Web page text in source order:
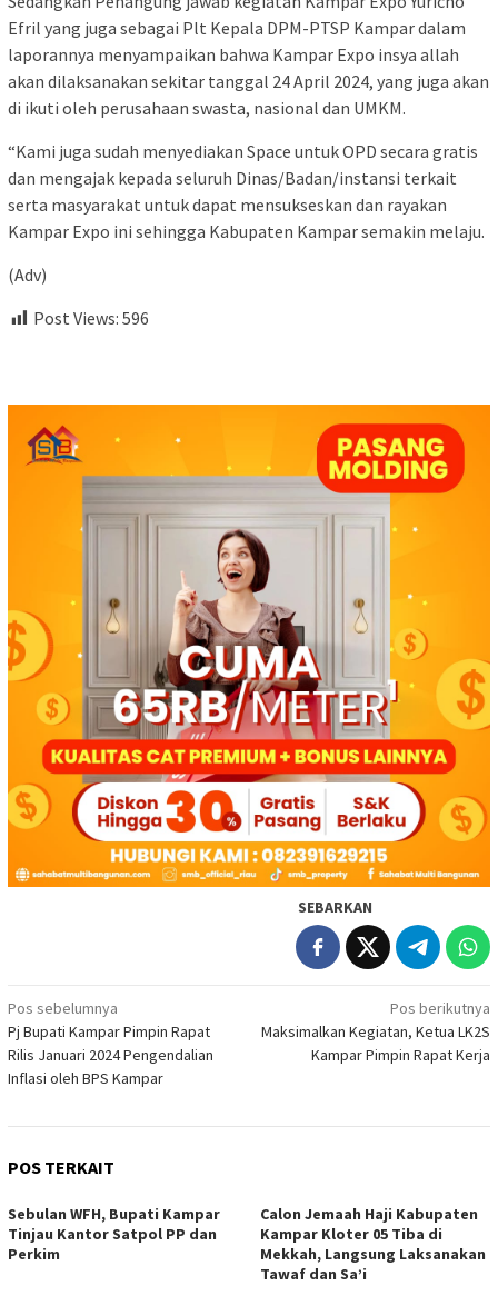
Efril yang juga sebagai Plt Kepala DPM-PTSP Kampar dalam
laporannya menyampaikan bahwa Kampar Expo insya allah
akan dilaksanakan sekitar tanggal 24 April 2024, yang juga akan
di ikuti oleh perusahaan swasta, nasional dan UMKM.
“Kami juga sudah menyediakan Space untuk OPD secara gratis
dan mengajak kepada seluruh Dinas/Badan/instansi terkait
serta masyarakat untuk dapat mensukseskan dan rayakan
Kampar Expo ini sehingga Kabupaten Kampar semakin melaju.
(Adv)
Post Views: 596
SEBARKAN
Navigasi
pos
Pos sebelumnya
Pj Bupati Kampar Pimpin Rapat
Rilis Januari 2024 Pengendalian
Inflasi oleh BPS Kampar
Pos berikutnya
Maksimalkan Kegiatan, Ketua LK2S
Kampar Pimpin Rapat Kerja
POS TERKAIT
Sebulan WFH, Bupati Kampar
Tinjau Kantor Satpol PP dan
Perkim
Calon Jemaah Haji Kabupaten
Kampar Kloter 05 Tiba di
Mekkah, Langsung Laksanakan
Tawaf dan Sa’i